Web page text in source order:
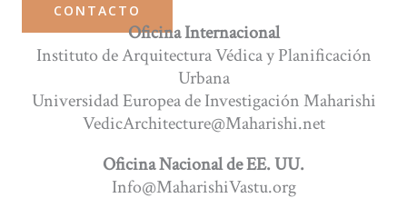
CONTACTO
Oficina Internacional
Instituto de Arquitectura Védica y Planificación
Urbana
Universidad Europea de Investigación Maharishi
VedicArchitecture@Maharishi.net
Oficina Nacional de EE. UU.
Info@MaharishiVastu.org